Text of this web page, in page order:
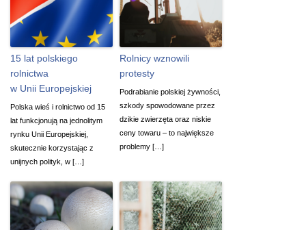
15 lat polskiego
rolnictwa
w Unii Europejskiej
Polska wieś i rolnictwo od 15
lat funkcjonują na jednolitym
rynku Unii Europejskiej,
skutecznie korzystając z
unijnych polityk, w […]
Rolnicy wznowili
protesty
Podrabianie polskiej żywności,
szkody spowodowane przez
dzikie zwierzęta oraz niskie
ceny towaru – to największe
problemy […]